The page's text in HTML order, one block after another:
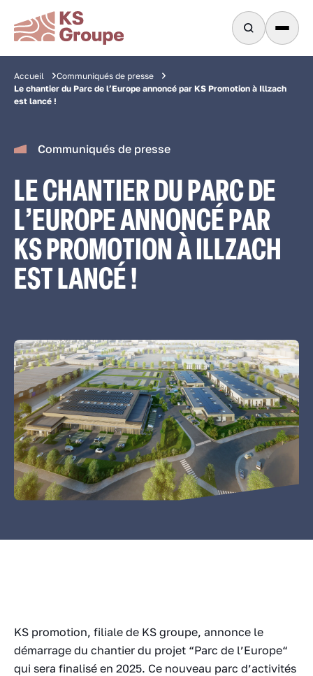
Accueil Communiqués de presse
Le chantier du Parc de l’Europe annoncé par KS Promotion à Illzach
est lancé !
Communiqués de presse
LE CHANTIER DU PARC DE
L’EUROPE ANNONCÉ PAR
KS PROMOTION À ILLZACH
EST LANCÉ !
KS promotion, filiale de KS groupe, annonce le
démarrage du chantier du projet “Parc de l’Europe“
qui sera finalisé en 2025. Ce nouveau parc d’activités